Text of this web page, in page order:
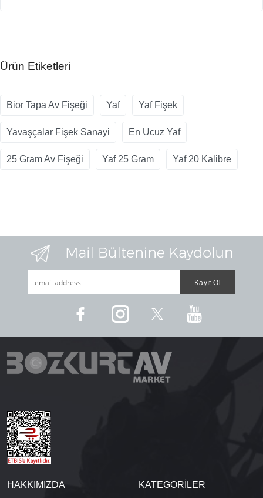
Ürün Etiketleri
Bior Tapa Av Fişeği Yaf Yaf Fişek
Yavaşçalar Fişek Sanayi En Ucuz Yaf
25 Gram Av Fişeği Yaf 25 Gram Yaf 20 Kalibre
HAKKIMIZDA KATEGORİLER